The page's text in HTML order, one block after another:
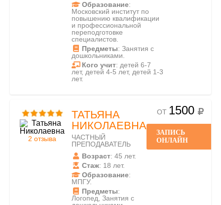
Образование:
Московский институт по
повышению квалификации
и профессиональной
переподготовке
специалистов.
Предметы: Занятия с
дошкольниками.
Кого учит: детей 6-7
лет, детей 4-5 лет, детей 1-3
лет.
2 отзыва
ТАТЬЯНА
НИКОЛАЕВНА
ЧАСТНЫЙ
ПРЕПОДАВАТЕЛЬ
Возраст: 45 лет.
Стаж: 18 лет.
Образование:
МПГУ.
Предметы:
Логопед, Занятия с
ОТ 1500
ЗАПИСЬ
ОНЛАЙН